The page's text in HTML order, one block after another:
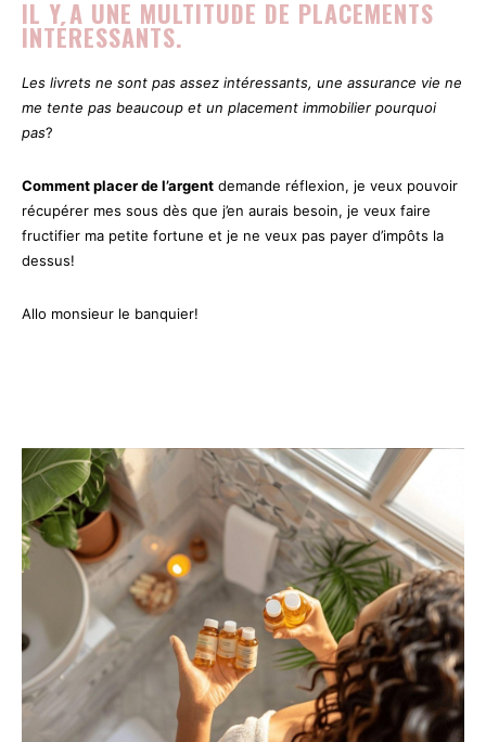
IL Y A UNE MULTITUDE DE PLACEMENTS
INTÉRESSANTS.
Les livrets ne sont pas assez intéressants, une assurance vie ne
me tente pas beaucoup et un placement immobilier pourquoi
pas?
Comment placer de l’argent demande réflexion, je veux pouvoir
récupérer mes sous dès que j’en aurais besoin, je veux faire
fructifier ma petite fortune et je ne veux pas payer d’impôts la
dessus!
Allo monsieur le banquier!